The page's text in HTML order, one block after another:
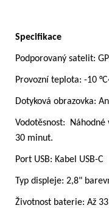
Specifikace
Podporovaný satelit:
Provozní teplota: -10
Dotyková obrazovka:
Vodotěsnost: Náhodné
30 minut.
Port USB: Kabel USB-C
Typ displeje: 2,8"
Životnost baterie: Až